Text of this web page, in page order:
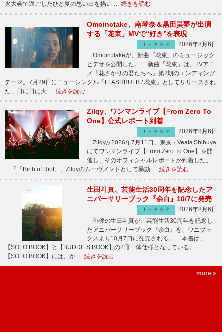
火大会で過ごしたひと夏の思い出を描い … 続きを読む
Omoinotake、南琴奈＆黒田昊夢が出演
する「花束」MVで“好き”を表現
Ｊ－ＰＯＰ
2026年8月6日
Omoinotakeが、新曲「花束」のミュージック
ビデオを公開した。 新曲「花束」は、TVアニ
メ『花ざかりの君たちへ』第2期のエンディング
テーマ。7月29日にニューシングル『FLASHBULB / 花束』としてリリースされ
た、日に日に大 … 続きを読む
Zilqy、ワンマンライブ【From Zero To
One】公式レポート到着
Ｊ－ＰＯＰ
2026年8月6日
Zilqyが2026年7月11日、東京・Veats Shibuya
にてワンマンライブ【From Zero To One】を開
催し、そのオフィシャルレポートが到着した。
「『Birth of Riot』、Zilqyのムーヴメントとして暴動 … 続きを読む
生田斗真、芸能生活30周年を記念したア
ニバーサリーブック『余白』10/7に発売
Ｊ－ＰＯＰ
2026年8月6日
俳優の生田斗真が、芸能生活30周年を記念し
たアニバーサリーブック『余白』を、ワニブッ
クスより10月7日に発売される。 本書は、
【SOLO BOOK】と【BUDDIES BOOK】の2冊一体仕様となっている。
【SOLO BOOK】には、か … 続きを読む
more »